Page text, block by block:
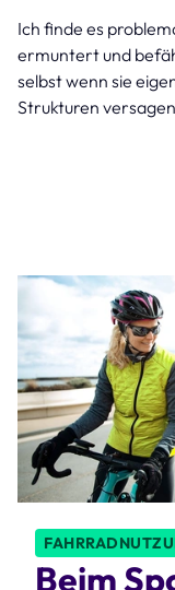
Ich finde es
ermuntert und
selbst wenn sie
Strukturen
Beim